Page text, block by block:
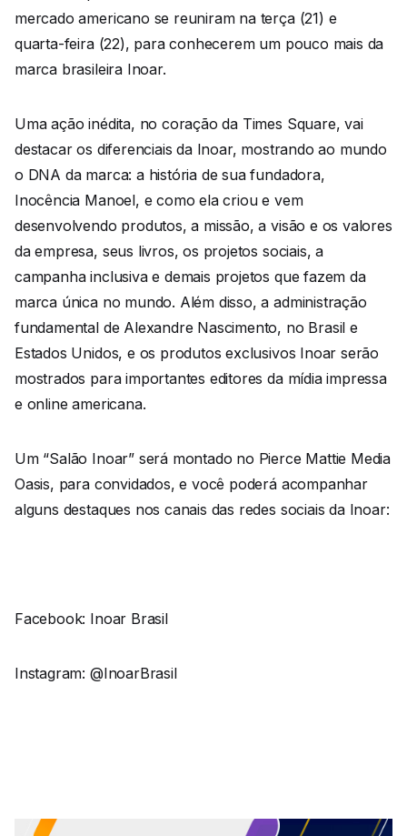
mercado americano se reuniram na terça (21) e
quarta-feira (22), para conhecerem um pouco mais da
marca brasileira Inoar.
Uma ação inédita, no coração da Times Square, vai
destacar os diferenciais da Inoar, mostrando ao mundo
o DNA da marca: a história de sua fundadora,
Inocência Manoel, e como ela criou e vem
desenvolvendo produtos, a missão, a visão e os valores
da empresa, seus livros, os projetos sociais, a
campanha inclusiva e demais projetos que fazem da
marca única no mundo. Além disso, a administração
fundamental de Alexandre Nascimento, no Brasil e
Estados Unidos, e os produtos exclusivos Inoar serão
mostrados para importantes editores da mídia impressa
e online americana.
Um “Salão Inoar” será montado no Pierce Mattie Media
Oasis, para convidados, e você poderá acompanhar
alguns destaques nos canais das redes sociais da Inoar:
Facebook: Inoar Brasil
Instagram: @InoarBrasil